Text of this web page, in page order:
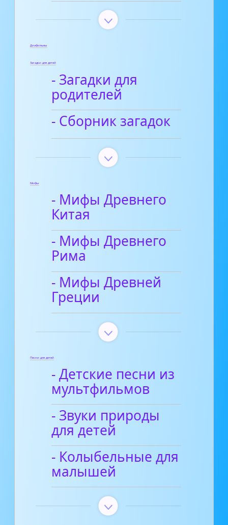
Диафильмы
Загадки для детей
- Загадки для
родителей
- Сборник загадок
Мифы
- Мифы Древнего
Китая
- Мифы Древнего
Рима
- Мифы Древней
Греции
Песни для детей
- Детские песни из
мультфильмов
- Звуки природы
для детей
- Колыбельные для
малышей